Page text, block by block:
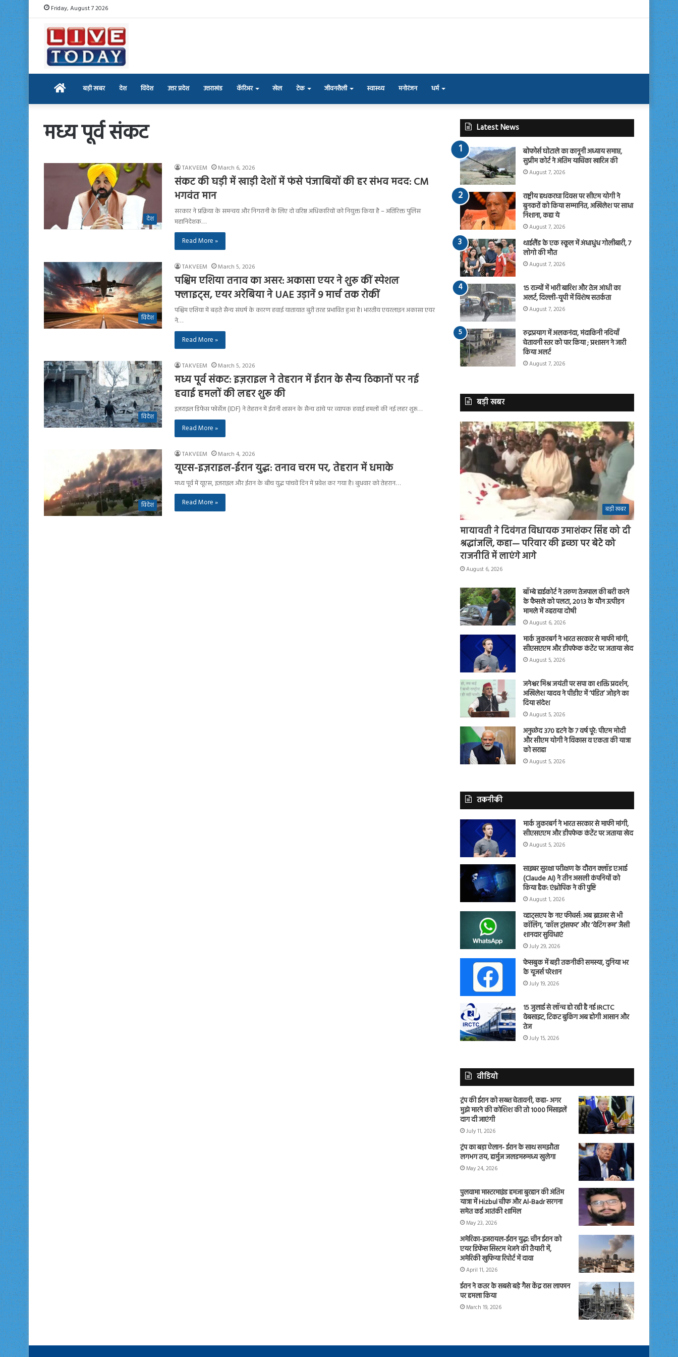
Friday, August 7 2026
Home बड़ी खबर देश विदेश उत्तर प्रदेश उत्तराखंड कॅरिअर खेल टेक जीवनशैली स्वास्थ्य मनोरंजन धर्म
मध्य पूर्व संकट
देश
TAKVEEM March 6, 2026
संकट की घड़ी में खाड़ी देशों में फंसे पंजाबियों की हर संभव मदद: CM
भगवंत मान
सरकार ने प्रक्रिया के समन्वय और निगरानी के लिए दो वरिष्ठ अधिकारियों को नियुक्त किया है – अतिरिक्त पुलिस
महानिदेशक…
Read More »
विदेश
TAKVEEM March 5, 2026
पश्चिम एशिया तनाव का असर: अकासा एयर ने शुरू कीं स्पेशल
फ्लाइट्स, एयर अरेबिया ने UAE उड़ानें 9 मार्च तक रोकीं
पश्चिम एशिया में बढ़ते सैन्य संघर्ष के कारण हवाई यातायात बुरी तरह प्रभावित हुआ है। भारतीय एयरलाइन अकासा एयर
ने…
Read More »
विदेश
TAKVEEM March 5, 2026
मध्य पूर्व संकट: इज़राइल ने तेहरान में ईरान के सैन्य ठिकानों पर नई
हवाई हमलों की लहर शुरू की
इज़राइल डिफेंस फोर्सेज (IDF) ने तेहरान में ईरानी शासन के सैन्य ढांचे पर व्यापक हवाई हमलों की नई लहर शुरू…
Read More »
विदेश
TAKVEEM March 4, 2026
यूएस-इज़राइल-ईरान युद्ध: तनाव चरम पर, तेहरान में धमाके
मध्य पूर्व में यूएस, इज़राइल और ईरान के बीच युद्ध पांचवें दिन में प्रवेश कर गया है। बुधवार को तेहरान…
Read More »
Latest News
बोफोर्स घोटाले का कानूनी अध्याय समाप्त,
सुप्रीम कोर्ट ने अंतिम याचिका खारिज की
August 7, 2026
राष्ट्रीय हथकरघा दिवस पर सीएम योगी ने
बुनकरों को किया सम्मानित, अखिलेश पर साधा
निशाना, कहा ये
August 7, 2026
थाईलैंड के एक स्कूल में अंधाधुंध गोलीबारी, 7
लोगो की मौत
August 7, 2026
15 राज्यों में भारी बारिश और तेज आंधी का
अलर्ट, दिल्ली-यूपी में विशेष सतर्कता
August 7, 2026
रुद्रप्रयाग में अलकनंदा, मंदाकिनी नदियाँ
चेतावनी स्तर को पार किया ; प्रशासन ने जारी
किया अलर्ट
August 7, 2026
बड़ी खबर
बड़ी खबर
मायावती ने दिवंगत विधायक उमाशंकर सिंह को दी
श्रद्धांजलि, कहा— परिवार की इच्छा पर बेटे को
राजनीति में लाएंगे आगे
August 6, 2026
बॉम्बे हाईकोर्ट ने तरुण तेजपाल की बरी करने
के फैसले को पलटा, 2013 के यौन उत्पीड़न
मामले में ठहराया दोषी
August 6, 2026
मार्क जुकरबर्ग ने भारत सरकार से माफी मांगी,
सीएसएएम और डीपफेक कंटेंट पर जताया खेद
August 5, 2026
जनेश्वर मिश्र जयंती पर सपा का शक्ति प्रदर्शन,
अखिलेश यादव ने पीडीए में ‘पंडित’ जोड़ने का
दिया संदेश
August 5, 2026
अनुच्छेद 370 हटने के 7 वर्ष पूरे: पीएम मोदी
और सीएम योगी ने विकास व एकता की यात्रा
को सराहा
August 5, 2026
तकनीकी
मार्क जुकरबर्ग ने भारत सरकार से माफी मांगी,
सीएसएएम और डीपफेक कंटेंट पर जताया खेद
August 5, 2026
साइबर सुरक्षा परीक्षण के दौरान क्लॉड एआई
(Claude AI) ने तीन असली कंपनियों को
किया हैक: एंथ्रोपिक ने की पुष्टि
August 1, 2026
व्हाट्सएप के नए फीचर्स: अब ब्राउजर से भी
कॉलिंग, ‘कॉल ट्रांसफर’ और ‘वेटिंग रूम’ जैसी
शानदार सुविधाएं
July 29, 2026
फेसबुक में बड़ी तकनीकी समस्या, दुनिया भर
के यूजर्स परेशान
July 19, 2026
15 जुलाई से लॉन्च हो रही है नई IRCTC
वेबसाइट, टिकट बुकिंग अब होगी आसान और
तेज
July 15, 2026
वीडियो
ट्रंप की ईरान को सख्त चेतावनी, कहा- अगर
मुझे मारने की कोशिश की तो 1000 मिसाइलें
दाग दी जाएंगी
July 11, 2026
ट्रंप का बड़ा ऐलान- ईरान के साथ समझौता
लगभग तय, हार्मुज जलडमरूमध्य खुलेगा
May 24, 2026
पुलवामा मास्टरमाइंड हमजा बुरहान की अंतिम
यात्रा में Hizbul चीफ और Al-Badr सरगना
समेत कई आतंकी शामिल
May 23, 2026
अमेरिका-इजरायल-ईरान युद्ध: चीन ईरान को
एयर डिफेंस सिस्टम भेजने की तैयारी में,
अमेरिकी खुफिया रिपोर्ट में दावा
April 11, 2026
ईरान ने कतर के सबसे बड़े गैस केंद्र रास लाफान
पर हमला किया
March 19, 2026